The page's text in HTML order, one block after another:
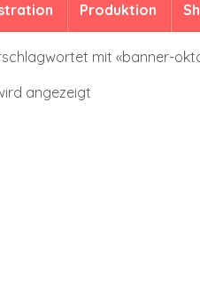
Produktion
mit «banner-
angezeigt